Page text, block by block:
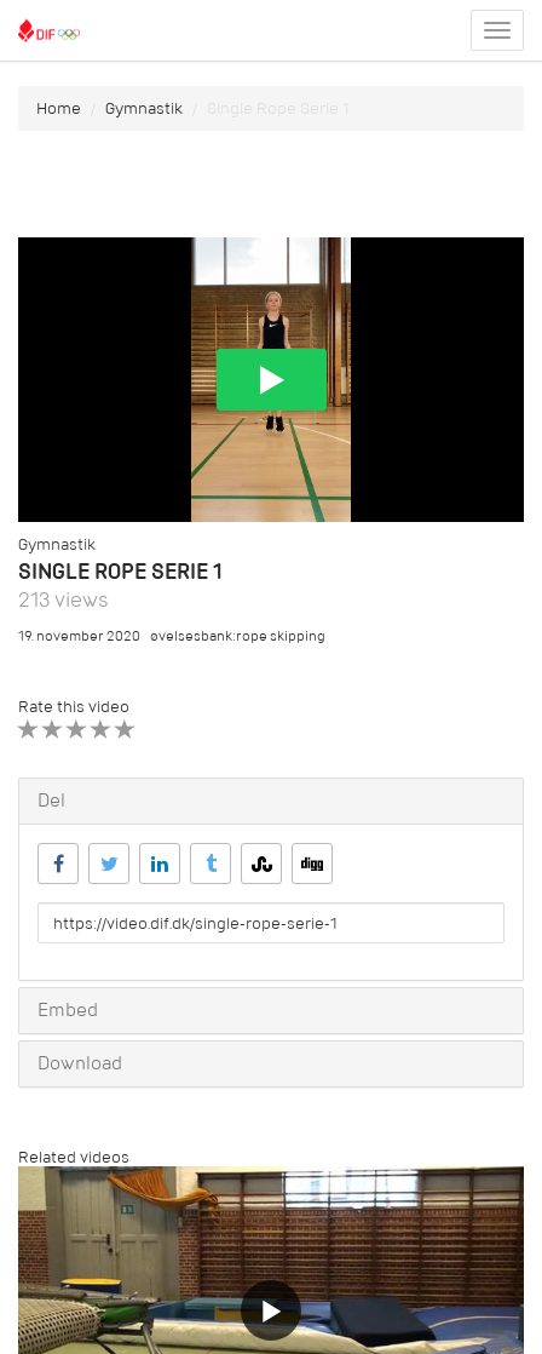
menu
Home Gymnastik Single Rope Serie 1
Gymnastik
SINGLE ROPE SERIE 1
213 views
19. november 2020 øvelsesbank:rope skipping
Rate this video
Del
URL
to
Embed
Download
Related videos